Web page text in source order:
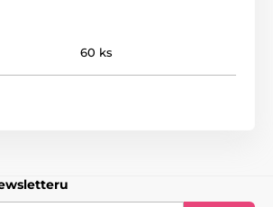
tvarované
pro sterilitu a hygienu
zabraňují sklouznutí
60 ks